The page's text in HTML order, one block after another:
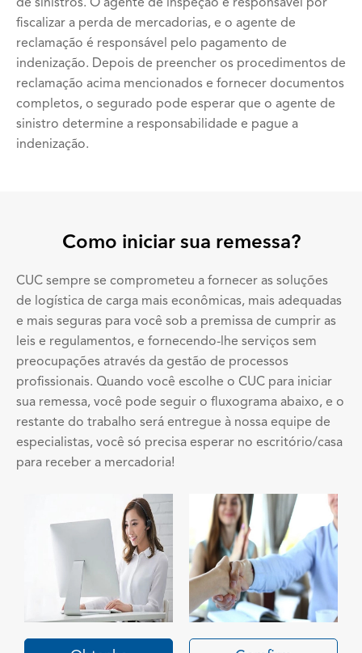
de sinistros. O agente de inspeção é responsável por
fiscalizar a perda de mercadorias, e o agente de
reclamação é responsável pelo pagamento de
indenização. Depois de preencher os procedimentos de
reclamação acima mencionados e fornecer documentos
completos, o segurado pode esperar que o agente de
sinistro determine a responsabilidade e pague a
indenização.
Como iniciar sua remessa?
CUC sempre se comprometeu a fornecer as soluções
de logística de carga mais econômicas, mais adequadas
e mais seguras para você sob a premissa de cumprir as
leis e regulamentos, e fornecendo-lhe serviços sem
preocupações através da gestão de processos
profissionais. Quando você escolhe o CUC para iniciar
sua remessa, você pode seguir o fluxograma abaixo, e o
restante do trabalho será entregue à nossa equipe de
especialistas, você só precisa esperar no escritório/casa
para receber a mercadoria!